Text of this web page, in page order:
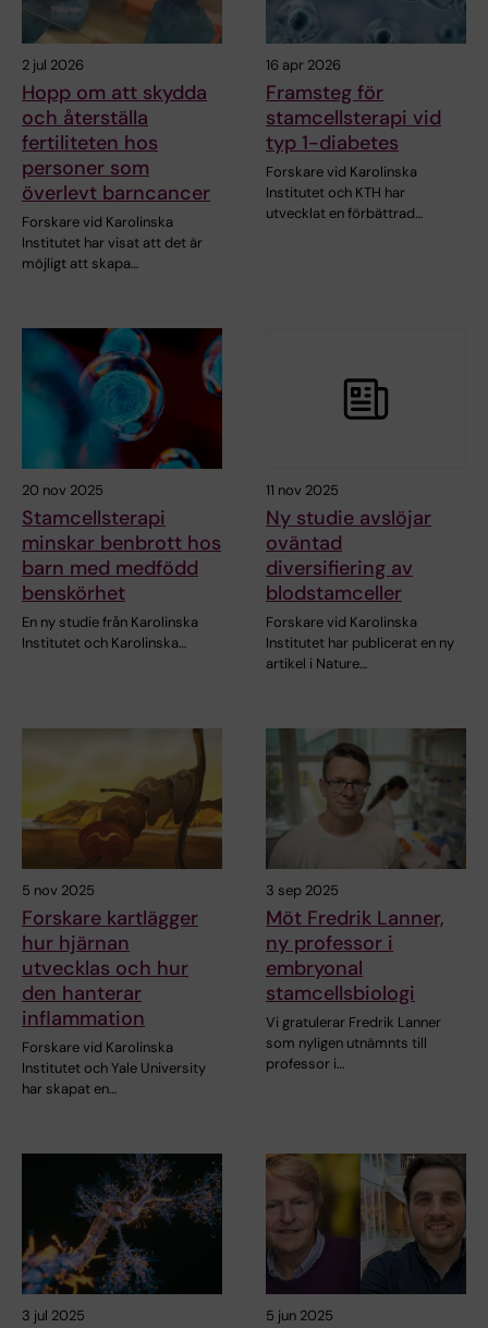
2 jul 2026
Hopp om att skydda
och återställa
fertiliteten hos
personer som
överlevt barncancer
Forskare vid Karolinska
Institutet har visat att det är
möjligt att skapa…
16 apr 2026
Framsteg för
stamcellsterapi vid
typ 1-diabetes
Forskare vid Karolinska
Institutet och KTH har
utvecklat en förbättrad…
20 nov 2025
Stamcellsterapi
minskar benbrott hos
barn med medfödd
benskörhet
En ny studie från Karolinska
Institutet och Karolinska…
11 nov 2025
Ny studie avslöjar
oväntad
diversifiering av
blodstamceller
Forskare vid Karolinska
Institutet har publicerat en ny
artikel i Nature…
5 nov 2025
Forskare kartlägger
hur hjärnan
utvecklas och hur
den hanterar
inflammation
Forskare vid Karolinska
Institutet och Yale University
har skapat en…
3 sep 2025
Möt Fredrik Lanner,
ny professor i
embryonal
stamcellsbiologi
Vi gratulerar Fredrik Lanner
som nyligen utnämnts till
professor i…
3 jul 2025 5 jun 2025